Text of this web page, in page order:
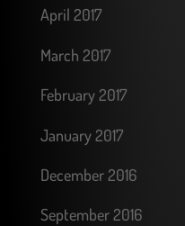
April 2017
March 2017
February 2017
January 2017
December 2016
September 2016